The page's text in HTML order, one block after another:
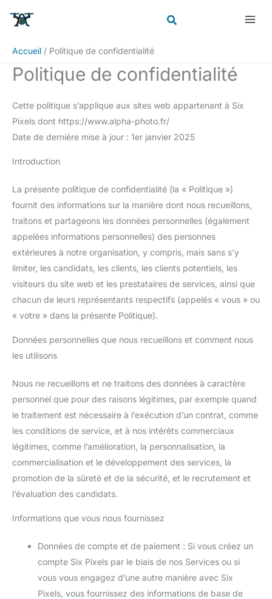
Accueil
Politique de confidentialité
Politique de confidentialité
Cette politique s’applique aux sites web appartenant à Six
Pixels dont https://www.alpha-photo.fr/
Date de dernière mise à jour : 1er janvier 2025
Introduction
La présente politique de confidentialité (la « Politique »)
fournit des informations sur la manière dont nous recueillons,
traitons et partageons les données personnelles (également
appelées informations personnelles) des personnes
extérieures à notre organisation, y compris, mais sans s’y
limiter, les candidats, les clients, les clients potentiels, les
visiteurs du site web et les prestataires de services, ainsi que
chacun de leurs représentants respectifs (appelés « vous » ou
« votre » dans la présente Politique).
Données personnelles que nous recueillons et comment nous
les utilisons
Nous ne recueillons et ne traitons des données à caractère
personnel que pour des raisons légitimes, par exemple quand
le traitement est nécessaire à l’exécution d’un contrat, comme
les conditions de service, et à nos intérêts commerciaux
légitimes, comme l’amélioration, la personnalisation, la
commercialisation et le développement des services, la
promotion de la sûreté et de la sécurité, et le recrutement et
l’évaluation des candidats.
Informations que vous nous fournissez
Données de compte et de paiement : Si vous créez un
compte Six Pixels par le biais de nos Services ou si
vous vous engagez d’une autre manière avec Six
Pixels, vous fournissez des informations de base de